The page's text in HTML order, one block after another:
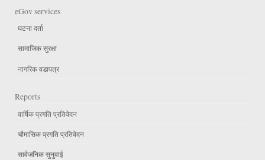
eGov services
घटना दर्ता
सामाजिक सुरक्षा
नागरिक वडापत्र
Reports
वार्षिक प्रगति प्रतिवेदन
चौमासिक प्रगति प्रतिवेदन
सार्वजनिक सुनुवाई